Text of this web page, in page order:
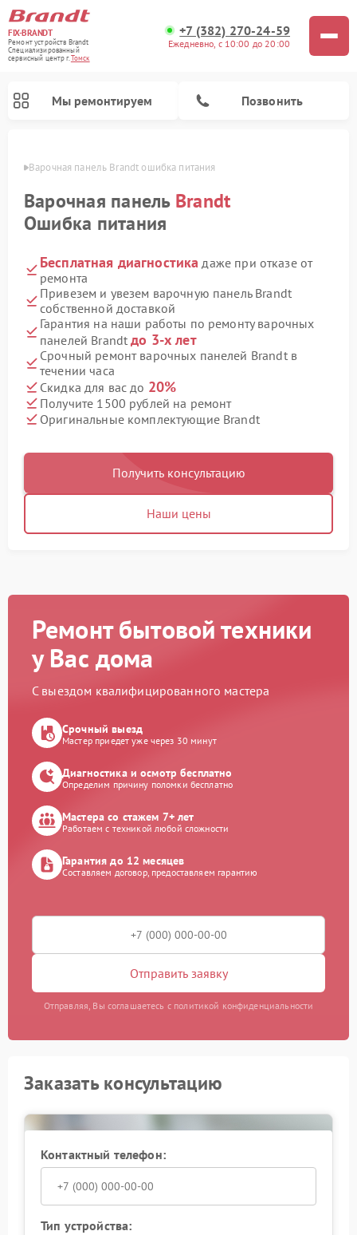
FIX-BRANDT
Ремонт устройств Brandt
Специализированный
cервисный центр г.Томск
+7 (382) 270-24-59
Ежедневно, с 10:00 до 20:00
Мы ремонтируем Позвонить
Варочная панель Brandt ошибка питания
Варочная панель Brandt
Ошибка питания
Бесплатная диагностика даже при отказе от
ремонта
Привезем и увезем варочную панель Brandt
собственной доставкой
Гарантия на наши работы по ремонту варочных
панелей Brandtдо 3-х лет
Срочный ремонт варочных панелей Brandt в
течении часа
Скидка для вас до 20%
Получите 1500 рублей на ремонт
Оригинальные комплектующие Brandt
Получить консультацию
Наши цены
Ремонт бытовой техники
у Вас дома
С выездом квалифицированного мастера
Срочный выезд
Мастер приедет уже через 30 минут
Диагностика и осмотр бесплатно
Определим причину поломки бесплатно
Мастера со стажем 7+ лет
Работаем с техникой любой сложности
Гарантия до 12 месяцев
Составляем договор, предоставляем гарантию
Отправить заявку
Отправляя, Вы соглашаетесь с политикой конфиденциальности
Заказать консультацию
Контактный телефон:
Тип устройства: